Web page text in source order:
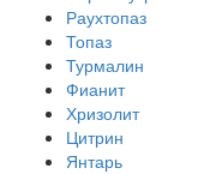
Раухтопаз
Топаз
Турмалин
Фианит
Хризолит
Цитрин
Янтарь